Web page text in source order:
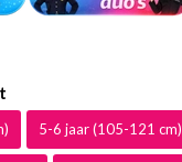
5-6 jaar (105-121 cm)